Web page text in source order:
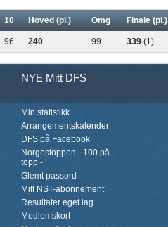
10 Hoved (pl.) Omg Finale (pl.)
96 240 99 339 (1)
NYE Mitt DFS
Min statistikk
Arrangementskalender
DFS på Facebook
Norgestoppen - 100 på
topp -
Glemt passord
Mitt NST-abonnement
Resultater eget lag
Medlemskort